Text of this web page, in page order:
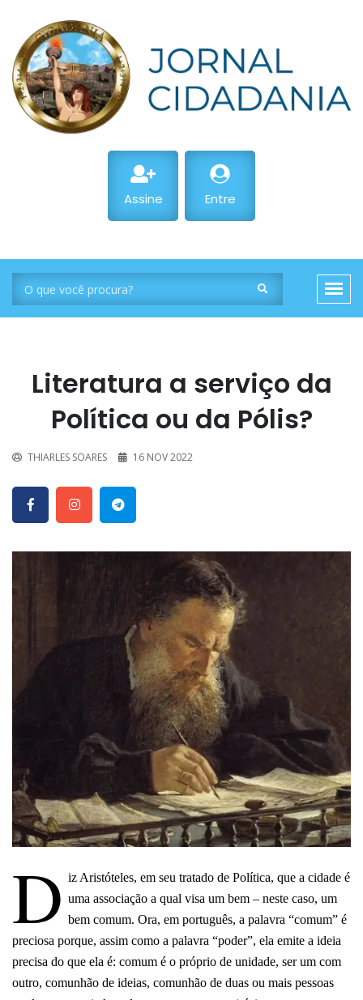
Assine Entre
Literatura a serviço da
Política ou da Pólis?
THIARLES SOARES 16 NOV 2022
D iz Aristóteles, em seu tratado de Política, que a cidade é
uma associação a qual visa um bem – neste caso, um
bem comum. Ora, em português, a palavra “comum” é
preciosa porque, assim como a palavra “poder”, ela emite a ideia
precisa do que ela é: comum é o próprio de unidade, ser um com
outro, comunhão de ideias, comunhão de duas ou mais pessoas